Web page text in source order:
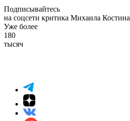
Подписывайтесь
на соцсети критика Михаила Костина
Уже более
180
тысяч